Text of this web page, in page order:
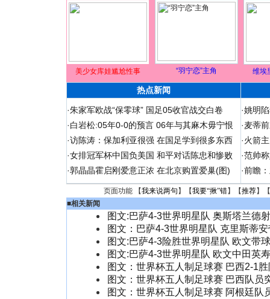
美少女库娃尴尬性事 “羽宁恋”主角 维埃
热点新闻
·朱家军欧战“保零球” 国足05收官战交白卷
·白岩松:05年0-0的预言 06年与其麻木毋宁恨
·访陈涛：保加利亚很强 在国足学到很多东西
·女排冠军杯中国负美国 和平对话陈忠和惨败
·郭晶晶霍启刚爱意正浓 在北京购置爱巢(图)
·姚明
·麦蒂
·火箭
·范帅
·前瞻
页面功能 【我来说两句 】【我要“揪”错】【推荐】
■相关新闻
图文:巴萨4-3世界明星队 奥斯塔兰德
图文：巴萨4-3世界明星队 克里斯蒂
图文:巴萨4-3险胜世界明星队 欧文带
图文:巴萨4-3世界明星队 欧文中田英
图文：世界杯五人制足球赛 巴西2-1
图文：世界杯五人制足球赛 巴西队员
图文：世界杯五人制足球赛 阿根廷队